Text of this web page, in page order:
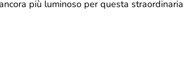
più luminoso per questa straordinaria